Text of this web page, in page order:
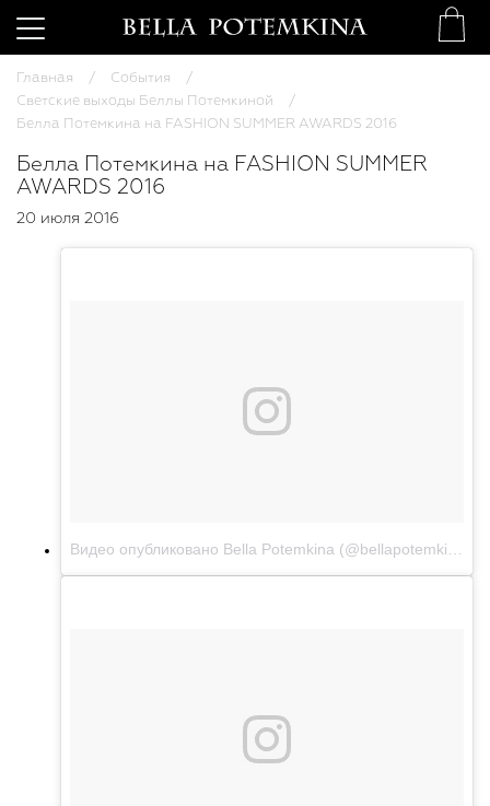
Главная
События
Светские выходы Беллы Потемкиной
Белла Потемкина на FASHION SUMMER AWARDS 2016
Белла Потемкина на FASHION SUMMER
AWARDS 2016
20 июля 2016